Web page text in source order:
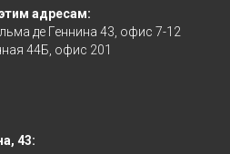
адресам:
де Геннина 43, офис 7-12
44Б, офис 201
43: